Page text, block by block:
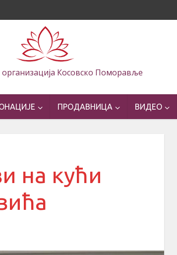
Косовско Поморавље
ПРОДАВНИЦА ВИДЕО
на кући